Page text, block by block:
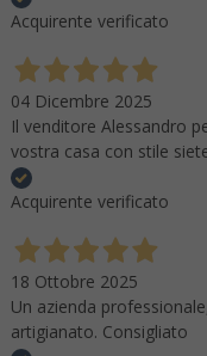
Acquirente verificato
04 Dicembre 2025
Il venditore Alessandro
vostra casa con stile
Acquirente verificato
18 Ottobre 2025
Un azienda
artigianato. Consigliato